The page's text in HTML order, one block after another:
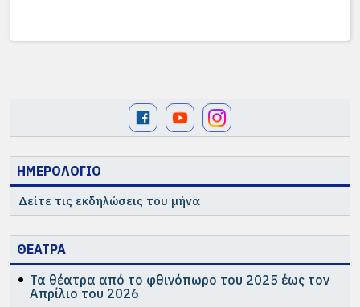
ΗΜΕΡΟΛΟΓΙΟ
Δείτε τις εκδηλώσεις του μήνα
ΘΕΑΤΡΑ
Τα θέατρα από το φθινόπωρο του 2025 έως τον
Απρίλιο του 2026